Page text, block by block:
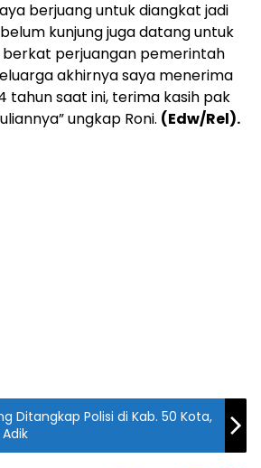
berjuang untuk diangkat jadi
kunjung juga datang untuk
berkat perjuangan pemerintah
akhirnya saya menerima
tahun saat ini, terima kasih pak
ungkap Roni. (Edw/Rel).
Ditangkap Polisi di Kab. 50 Kota,